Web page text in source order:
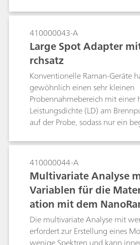
einfachen Transport. Mit dieser
jedoch auch eine grössere
die Wartung und Pflege des
einher, damit die Messqualität
Lebensdauer der Glasfasern
410000043-A
Large Spot Adapter
rchsatz
Konventionelle Raman-Geräte
gewöhnlich einen sehr kleinen
Probennahmebereich mit einer
Leistungsdichte (LD) am
auf der Probe, sodass nur ein
heterogenen Proben eher nicht
ist. Die hohe Leistungsdichte
führen, dass Proben erhitzen
Der Large Spot Adapter (LSA)
Handgeräte von B&W Tek mit
grösseren
Durchmesser wurde zur
Probleme entwickelt.
410000044-A
Multivariate Analyse
Variablen für die
ation mit dem
Die multivariate Analyse mit
erfordert zur Erstellung eines